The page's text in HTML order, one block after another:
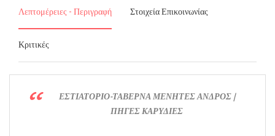
Λεπτομέρειες - Περιγραφή Στοιχεία Επικοινωνίας
Κριτικές
ΕΣΤΙΑΤΟΡΙΟ-ΤΑΒΕΡΝΑ ΜΕΝΗΤΕΣ ΑΝΔΡΟΣ |
ΠΗΓΕΣ ΚΑΡΥΔΙΕΣ